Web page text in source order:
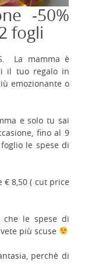
-50%
fogli
La mamma è
il tuo regalo in
emozionante o
e solo tu sai
fino al 9
le spese di
€ 8,50 ( cut price
le spese di
più scuse
perchè di